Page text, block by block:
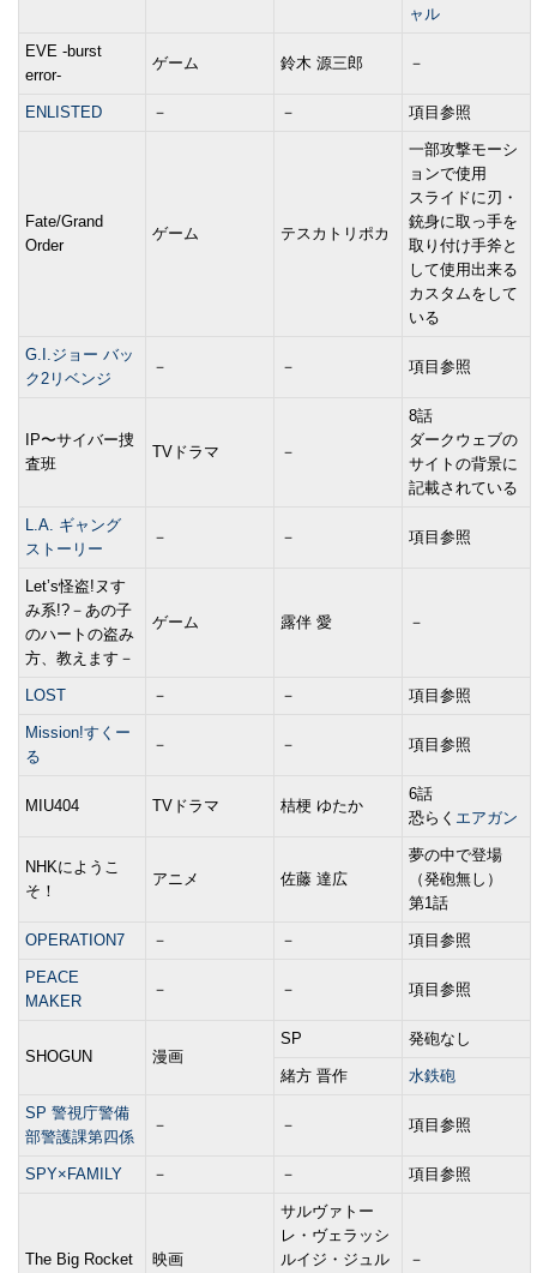
ャル
EVE -burst
error-
ゲーム 鈴木 源三郎 －
ENLISTED － － 項目参照
Fate/Grand
Order
ゲーム テスカトリポカ
一部攻撃モーシ
ョンで使用
スライドに刃・
銃身に取っ手を
取り付け手斧と
して使用出来る
カスタムをして
いる
G.I.ジョー バッ
ク2リベンジ
－ － 項目参照
IP〜サイバー捜
査班
TVドラマ －
8話
ダークウェブの
サイトの背景に
記載されている
L.A. ギャング
ストーリー
－ － 項目参照
Let’s怪盗!ヌす
み系!?－あの子
のハートの盗み
方、教えます－
ゲーム 露伴 愛 －
LOST － － 項目参照
Mission!すくー
る
－ － 項目参照
MIU404 TVドラマ 桔梗 ゆたか
6話
恐らく エアガン
NHKにようこ
そ！
アニメ 佐藤 達広
夢の中で登場
（発砲無し）
第1話
OPERATION7 － － 項目参照
PEACE
MAKER
－ － 項目参照
SHOGUN 漫画
SP 発砲なし
緒方 晋作 水鉄砲
SP 警視庁警備
部警護課第四係
－ － 項目参照
SPY×FAMILY － － 項目参照
The Big Rocket 映画
サルヴァトー
レ・ヴェラッシ
ルイジ・ジュル
－